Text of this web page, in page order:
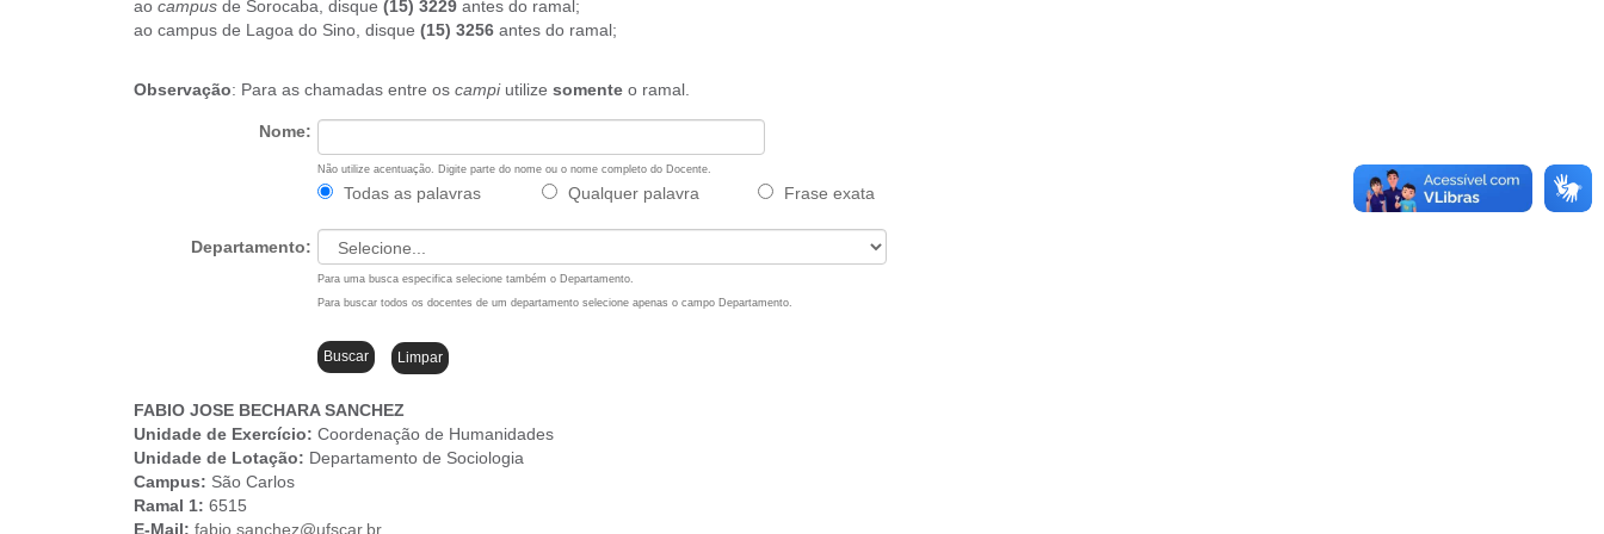
u
ao campus de Sorocaba, disque (15) 3229 antes do ramal;
ao campus de Lagoa do Sino, disque (15) 3256 antes do ramal;
Observação: Para as chamadas entre os campiutilize somente o ramal.
Nome:
Não utilize acentuação. Digite parte do nome ou o nome completo do Docente.
Todas as palavras Qualquer palavra Frase exata
Departamento:
Para uma busca especifica selecione também o Departamento.
Para buscar todos os docentes de um departamento selecione apenas o campo Departamento.
FABIO JOSE BECHARA SANCHEZ
Unidade de Exercício: Coordenação de Humanidades
Unidade de Lotação: Departamento de Sociologia
Campus: São Carlos
Ramal 1: 6515
E-Mail: fabio.sanchez@ufscar.br